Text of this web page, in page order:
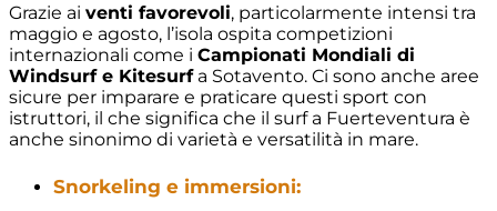
Grazie ai venti favorevoli, particolarmente intensi tra
maggio e agosto, l’isola ospita competizioni
internazionali come i Campionati Mondiali di
Windsurf e Kitesurfa Sotavento. Ci sono anche aree
sicure per imparare e praticare questi sport con
istruttori, il che significa che il surf a Fuerteventura è
anche sinonimo di varietà e versatilità in mare.
Snorkeling e immersioni: